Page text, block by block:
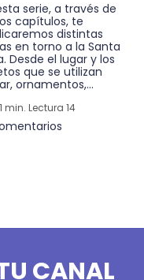
serie, a través de
capítulos, te
distintas
en torno a la Santa
Desde el lugar y los
que se utilizan
ornamentos,...
1 min. Lectura 14
CANAL